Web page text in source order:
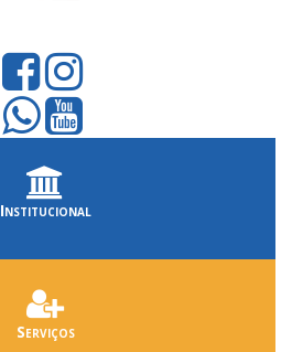
Institucional
Serviços